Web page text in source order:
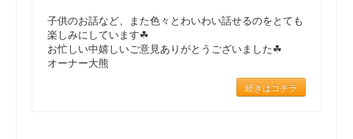
子供のお話など、また色々とわいわい話せるのをとても
楽しみにしています☘
お忙しい中嬉しいご意見ありがとうございました☘
オーナー大熊
続きはコチラ